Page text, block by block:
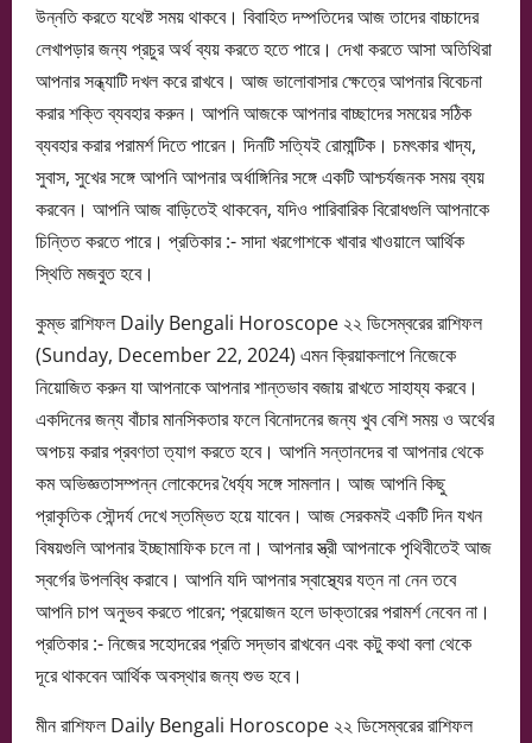
উন্নতি করতে যথেষ্ট সময় থাকবে। বিবাহিত দম্পতিদের আজ তাদের বাচ্চাদের
লেখাপড়ার জন্য প্রচুর অর্থ ব্যয় করতে হতে পারে। দেখা করতে আসা অতিথিরা
আপনার সন্ধ্যাটি দখল করে রাখবে। আজ ভালোবাসার ক্ষেত্রে আপনার বিবেচনা
করার শক্তি ব্যবহার করুন। আপনি আজকে আপনার বাচ্ছাদের সময়ের সঠিক
ব্যবহার করার পরামর্শ দিতে পারেন। দিনটি সত্যিই রোমান্টিক। চমৎকার খাদ্য,
সুবাস, সুখের সঙ্গে আপনি আপনার অর্ধাঙ্গিনির সঙ্গে একটি আশ্চর্যজনক সময় ব্যয়
করবেন। আপনি আজ বাড়িতেই থাকবেন, যদিও পারিবারিক বিরোধগুলি আপনাকে
চিন্তিত করতে পারে। প্রতিকার :- সাদা খরগোশকে খাবার খাওয়ালে আর্থিক
স্থিতি মজবুত হবে।
কুম্ভ রাশিফল Daily Bengali Horoscope ২২ ডিসেম্বরের রাশিফল
(Sunday, December 22, 2024) এমন ক্রিয়াকলাপে নিজেকে
নিয়োজিত করুন যা আপনাকে আপনার শান্তভাব বজায় রাখতে সাহায্য করবে।
একদিনের জন্য বাঁচার মানসিকতার ফলে বিনোদনের জন্য খুব বেশি সময় ও অর্থের
অপচয় করার প্রবণতা ত্যাগ করতে হবে। আপনি সন্তানদের বা আপনার থেকে
কম অভিজ্ঞতাসম্পন্ন লোকেদের ধৈর্য্য সঙ্গে সামলান। আজ আপনি কিছু
প্রাকৃতিক সৌন্দর্য দেখে স্তম্ভিত হয়ে যাবেন। আজ সেরকমই একটি দিন যখন
বিষয়গুলি আপনার ইচ্ছামাফিক চলে না। আপনার স্ত্রী আপনাকে পৃথিবীতেই আজ
স্বর্গের উপলব্ধি করাবে। আপনি যদি আপনার স্বাস্থ্যের যত্ন না নেন তবে
আপনি চাপ অনুভব করতে পারেন; প্রয়োজন হলে ডাক্তারের পরামর্শ নেবেন না।
প্রতিকার :- নিজের সহোদরের প্রতি সদ্ভাব রাখবেন এবং কটু কথা বলা থেকে
দূরে থাকবেন আর্থিক অবস্থার জন্য শুভ হবে।
মীন রাশিফল Daily Bengali Horoscope ২২ ডিসেম্বরের রাশিফল